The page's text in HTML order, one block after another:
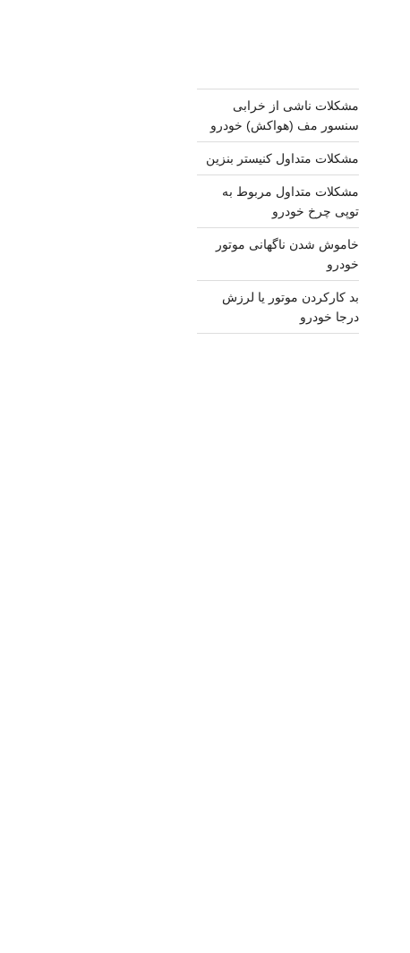
مشکلات ناشی از خرابی
سنسور مف (هواکش) خودرو
مشکلات متداول کنیستر بنزین
مشکلات متداول مربوط به
توپی چرخ خودرو
خاموش شدن ناگهانی موتور
خودرو
بد کارکردن موتور یا لرزش
درجا خودرو